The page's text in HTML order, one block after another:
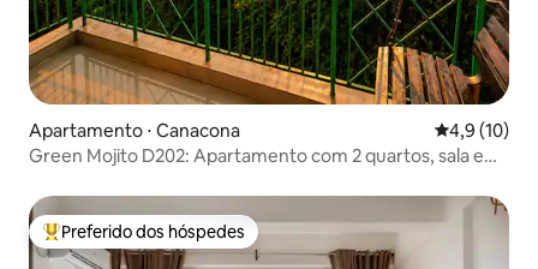
Apartamento ⋅ Canacona 4,9 de uma
4,9 (10)
Green Mojito D202: Apartamento com 2 quartos, sala e
Entre os melhores preferidos dos hóspedes
Preferido dos hóspedes